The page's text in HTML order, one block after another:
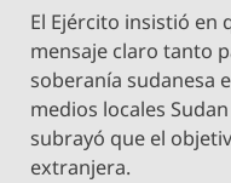
El Ejército insistió en
mensaje claro tanto
soberanía sudanesa
medios locales
subrayó que el
extranjera.